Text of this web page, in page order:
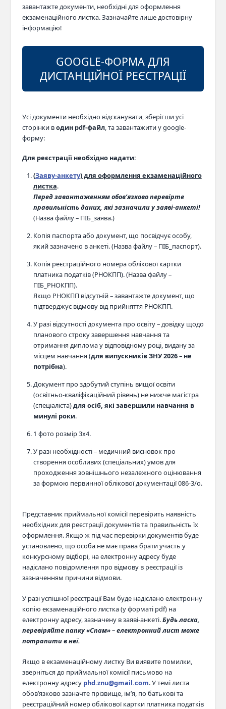
завантажте документи, необхідні для оформлення
екзаменаційного листка. Зазначайте лише достовірну
інформацію!
GOOGLE-ФОРМА ДЛЯ
ДИСТАНЦІЙНОЇ РЕЄСТРАЦІЇ
Усі документи необхідно відсканувати, зберігши усі
сторінки водин pdf-файл, та завантажити у google-
форму:
Для реєстрації необхідно надати:
(Заяву-анкету) для оформлення екзаменаційного
листка.
Перед завантаженням обов’язково перевірте
правильність даних, які зазначили у заяві-анкеті!
(Назва файлу – ПІБ_заява.)
Копія паспорта або документ, що посвідчує особу,
який зазначено в анкеті. (Назва файлу – ПІБ_паспорт).
Копія реєстраційного номера облікової картки
платника податків (РНОКПП). (Назва файлу –
ПІБ_РНОКПП).
Якщо РНОКПП відсутній – завантажте документ, що
підтверджує відмову від прийняття РНОКПП.
У разі відсутності документа про освіту – довідку щодо
планового строку завершення навчання та
отримання диплома у відповідному році, видану за
місцем навчання (для випускників ЗНУ 2026 – не
потрібна).
Документ про здобутий ступінь вищої освіти
(освітньо-кваліфікаційний рівень) не нижче магістра
(спеціаліста)для осіб, які завершили навчання в
минулі роки.
1 фото розмір 3x4.
У разі необхідності – медичний висновок про
створення особливих (спеціальних) умов для
проходження зовнішнього незалежного оцінювання
за формою первинної облікової документації 086-3/о.
Представник приймальної комісії перевірить наявність
необхідних для реєстрації документів та правильність їх
оформлення. Якщо ж під час перевірки документів буде
установлено, що особа не має права брати участь у
конкурсному відборі, на електронну адресу буде
надіслано повідомлення про відмову в реєстрації із
зазначенням причини відмови.
У разі успішної реєстрації Вам буде надіслано електронну
копію екзаменаційного листка (у форматі pdf) на
електронну адресу, зазначену в заяві-анкеті.Будь ласка,
перевіряйте папку «Спам» – електронний лист може
потрапити в неї.
Якщо в екзаменаційному листку Ви виявите помилки,
зверніться до приймальної комісії письмово на
електронну адресу phd.znu@gmail.com. У темі листа
обов’язково зазначте прізвище, ім’я, по батькові та
реєстраційний номер облікової картки платника податків